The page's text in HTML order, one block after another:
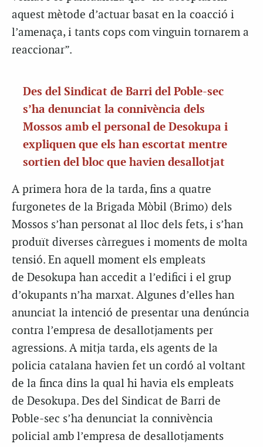
aquest mètode d’actuar basat en la coacció i
l’amenaça, i tants cops com vinguin tornarem a
reaccionar”.
Des del Sindicat de Barri del Poble-sec
s’ha denunciat la connivència dels
Mossos amb el personal de Desokupa i
expliquen que els han escortat mentre
sortien del bloc que havien desallotjat
A primera hora de la tarda, fins a quatre
furgonetes de la Brigada Mòbil (Brimo) dels
Mossos s’han personat al lloc dels fets, i s’han
produït diverses càrregues i moments de molta
tensió. En aquell moment els empleats
de Desokupa han accedit a l’edifici i el grup
d’okupants n’ha marxat. Algunes d’elles han
anunciat la intenció de presentar una denúncia
contra l’empresa de desallotjaments per
agressions. A mitja tarda, els agents de la
policia catalana havien fet un cordó al voltant
de la finca dins la qual hi havia els empleats
de Desokupa. Des del Sindicat de Barri de
Poble-sec s’ha denunciat la connivència
policial amb l’empresa de desallotjaments